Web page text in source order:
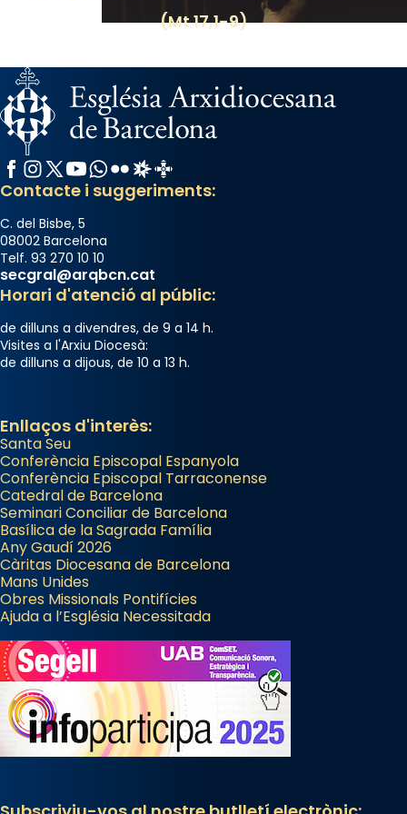
(Mt 17,1-9)
Facebook
Instagram
X / Twitter
YouTube
WhatsApp
FlickrRadio Estel
Catalunya Cristiana
Contacte i suggeriments:
C. del Bisbe, 5
08002 Barcelona
Telf. 93 270 10 10
secgral@arqbcn.cat
Horari d'atenció al públic:
de dilluns a divendres, de 9 a 14 h.
Visites a l'Arxiu Diocesà:
de dilluns a dijous, de 10 a 13 h.
Enllaços d'interès:
Santa Seu
Conferència Episcopal Espanyola
Conferència Episcopal Tarraconense
Catedral de Barcelona
Seminari Conciliar de Barcelona
Basílica de la Sagrada Família
Any Gaudí 2026
Càritas Diocesana de Barcelona
Mans Unides
Obres Missionals Pontifícies
Ajuda a l’Església Necessitada